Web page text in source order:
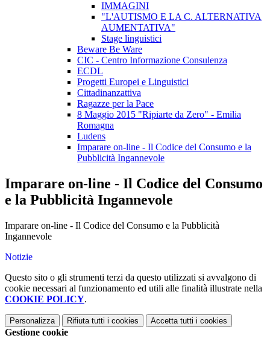
IMMAGINI
"L'AUTISMO E LA C. ALTERNATIVA
AUMENTATIVA"
Stage linguistici
Beware Be Ware
CIC - Centro Informazione Consulenza
ECDL
Progetti Europei e Linguistici
Cittadinanzattiva
Ragazze per la Pace
8 Maggio 2015 "Ripiarte da Zero" - Emilia
Romagna
Ludens
Imparare on-line - Il Codice del Consumo e la
Pubblicità Ingannevole
Imparare on-line - Il Codice del Consumo
e la Pubblicità Ingannevole
Imparare on-line - Il Codice del Consumo e la Pubblicità
Ingannevole
Notizie
Questo sito o gli strumenti terzi da questo utilizzati si avvalgono di
cookie necessari al funzionamento ed utili alle finalità illustrate nella
COOKIE POLICY.
Personalizza Rifiuta tutti i cookies Accetta tutti i cookies
Gestione cookie